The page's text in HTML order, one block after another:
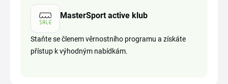
MasterSport active klub
Staňte se členem věrnostního programu a získáte
přístup k výhodným nabídkám.